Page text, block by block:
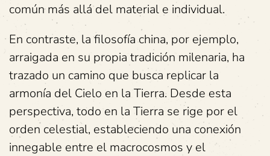
común más allá del material e individual.
En contraste, la filosofía china, por ejemplo,
arraigada en su propia tradición milenaria, ha
trazado un camino que busca replicar la
armonía del Cielo en la Tierra. Desde esta
perspectiva, todo en la Tierra se rige por el
orden celestial, estableciendo una conexión
innegable entre el macrocosmos y el